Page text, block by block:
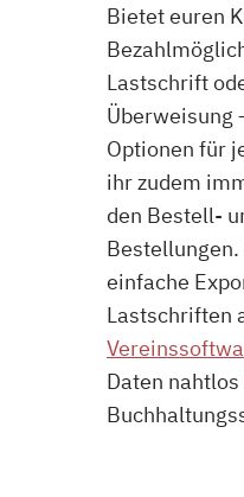
Bietet euren
Lastschrift
Überweisung
Optionen für
ihr zudem
den Bestell-
einfache
Lastschriften
Daten